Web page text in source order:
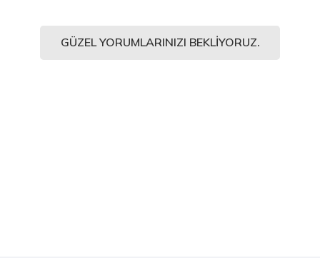
GÜZEL YORUMLARINIZI BEKLIYORUZ.